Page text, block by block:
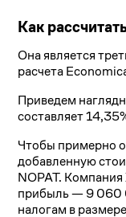
Как
Она является
расчета
Приведем
составляет
Чтобы примерно
добавленную
NOPAT.
прибыль — 9 060
налогам в